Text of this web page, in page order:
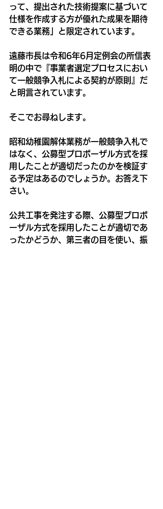
って、提出された技術提案に基づいて
仕様を作成する方が優れた成果を期待
できる業務」と限定されています。
遠藤市長は令和6年6月定例会の所信表
明の中で『事業者選定プロセスにおい
て一般競争入札による契約が原則』だ
と明言されています。
そこでお尋ねします。
昭和幼稚園解体業務が一般競争入札で
はなく、公募型プロポーザル方式を採
用したことが適切だったのかを検証す
る予定はあるのでしょうか。お答え下
さい。
公共工事を発注する際、公募型プロポ
ーザル方式を採用したことが適切であ
ったかどうか、第三者の目を使い、振